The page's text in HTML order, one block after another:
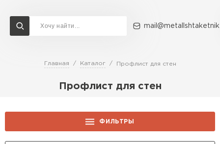
Главная Каталог Профлист для стен
Профлист для стен
ФИЛЬТРЫ
Доставка и оплата Акции О компании
ВСЕ ПРОИЗВОДИТЕЛИ